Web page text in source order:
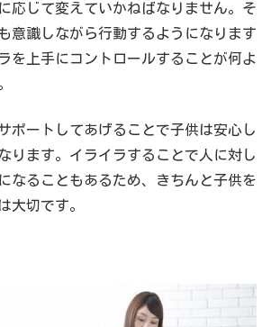
応じて変えていかねばなりません。そ
意識しながら行動するようになります
を上手にコントロールすることが何よ
ポートしてあげることで子供は安心し
ります。イライラすることで人に対し
なることもあるため、きちんと子供を
大切です。